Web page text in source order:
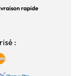
rapide
: